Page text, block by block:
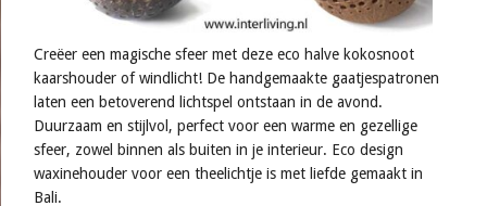
Creëer een magische sfeer met deze eco halve kokosnoot
kaarshouder of windlicht! De handgemaakte gaatjespatronen
laten een betoverend lichtspel ontstaan in de avond.
Duurzaam en stijlvol, perfect voor een warme en gezellige
sfeer, zowel binnen als buiten in je interieur. Eco design
waxinehouder voor een theelichtje is met liefde gemaakt in
Bali.